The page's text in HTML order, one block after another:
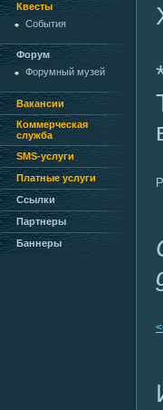
Квесты
События
Форум
Форумный музей
Вакансии
Коммерческая
служба
SMS-услуги
Платные услуги
Ссылки
Партнеры
Баннеры